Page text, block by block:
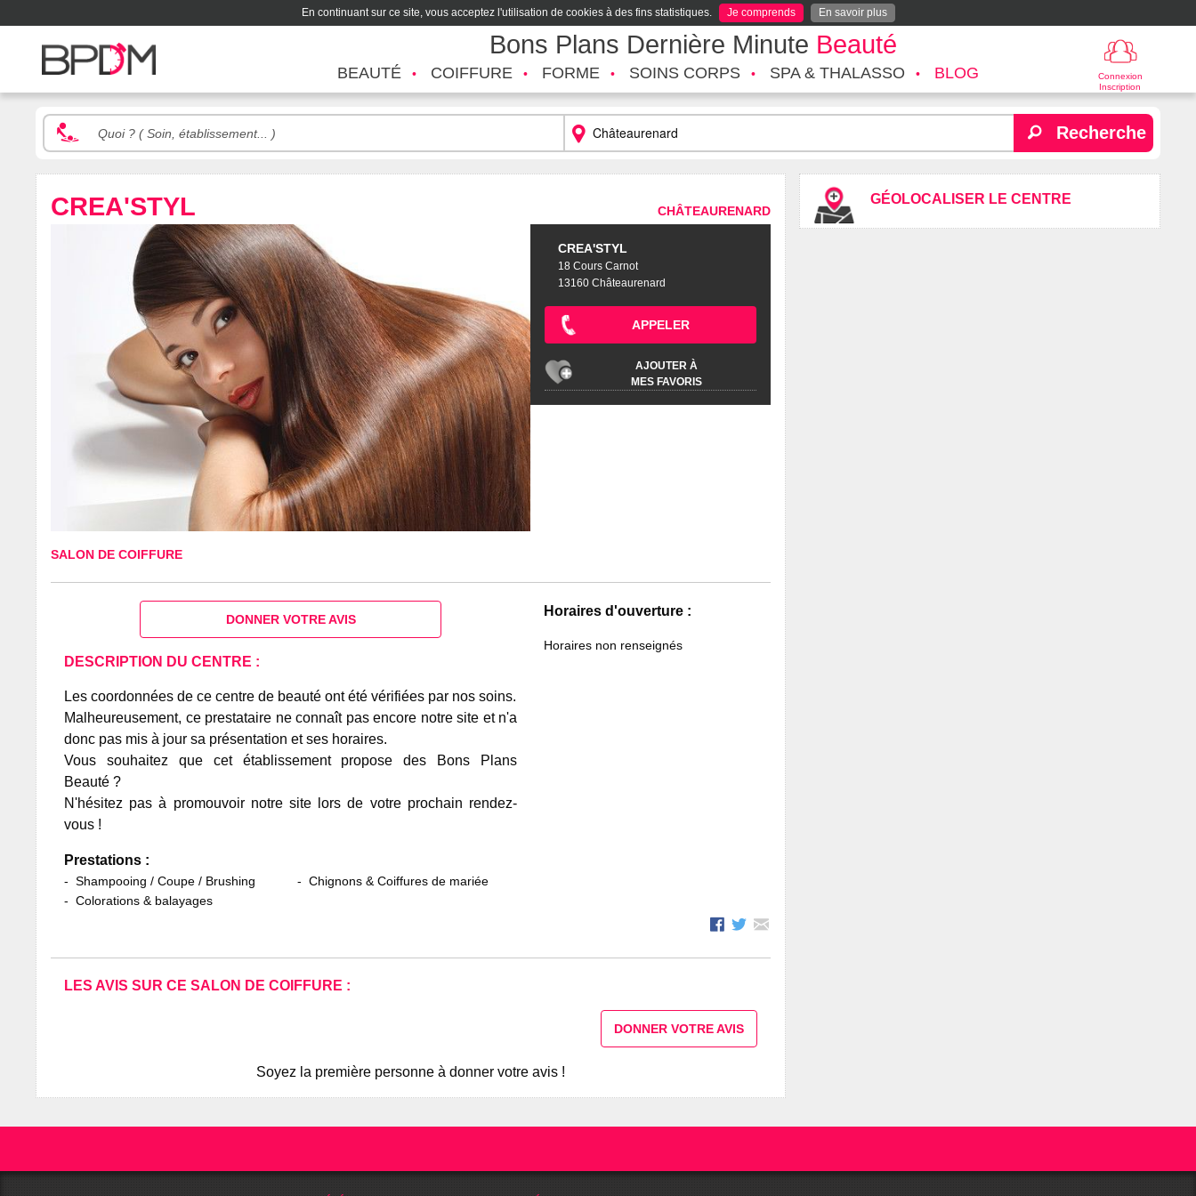
En continuant sur ce site, vous acceptez l'utilisation de cookies à des fins statistiques. Je comprends En savoir plus
Bons Plans Dernière Minute Beauté
Connexion
Inscription
BEAUTÉ COIFFURE FORME SOINS CORPS SPA & THALASSO BLOG
Recherche
GÉOLOCALISER LE CENTRE
CREA'STYL CHÂTEAURENARD
CREA'STYL
18 Cours Carnot
13160 Châteaurenard
APPELER
AJOUTER À
MES FAVORIS
SALON DE COIFFURE
Horaires d'ouverture :
Horaires non renseignés
DONNER VOTRE AVIS
DESCRIPTION DU CENTRE :
Les coordonnées de ce centre de beauté ont été vérifiées par nos soins.
Malheureusement, ce prestataire ne connaît pas encore notre site et n'a
donc pas mis à jour sa présentation et ses horaires.
Vous souhaitez que cet établissement propose des Bons Plans
Beauté ?
N'hésitez pas à promouvoir notre site lors de votre prochain rendez-
vous !
Prestations :
Shampooing / Coupe / Brushing
Colorations & balayages
Chignons & Coiffures de mariée
LES AVIS SUR CE SALON DE COIFFURE :
DONNER VOTRE AVIS
Soyez la première personne à donner votre avis !